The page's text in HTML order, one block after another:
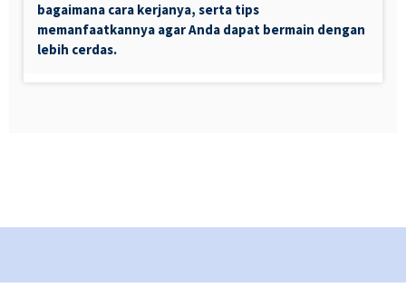
bagaimana cara kerjanya, serta tips
memanfaatkannya agar Anda dapat bermain dengan
lebih cerdas.